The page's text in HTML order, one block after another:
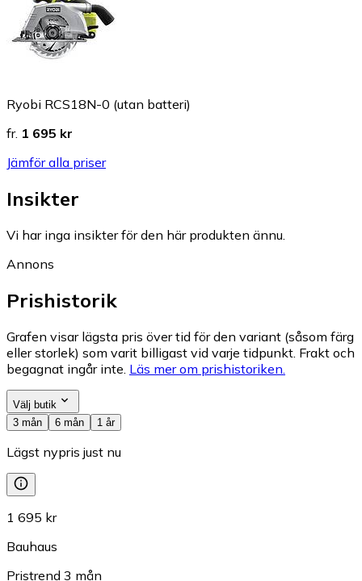
Ryobi RCS18N-0 (utan batteri)
fr. 1 695 kr
Jämför alla priser
Insikter
Vi har inga insikter för den här produkten ännu.
Annons
Prishistorik
Grafen visar lägsta pris över tid för den variant (såsom färg
eller storlek) som varit billigast vid varje tidpunkt. Frakt och
begagnat ingår inte. Läs mer om prishistoriken.
Välj butik
3 mån
6 mån 1 år
Lägst nypris just nu
1 695 kr
Bauhaus
Pristrend 3 mån